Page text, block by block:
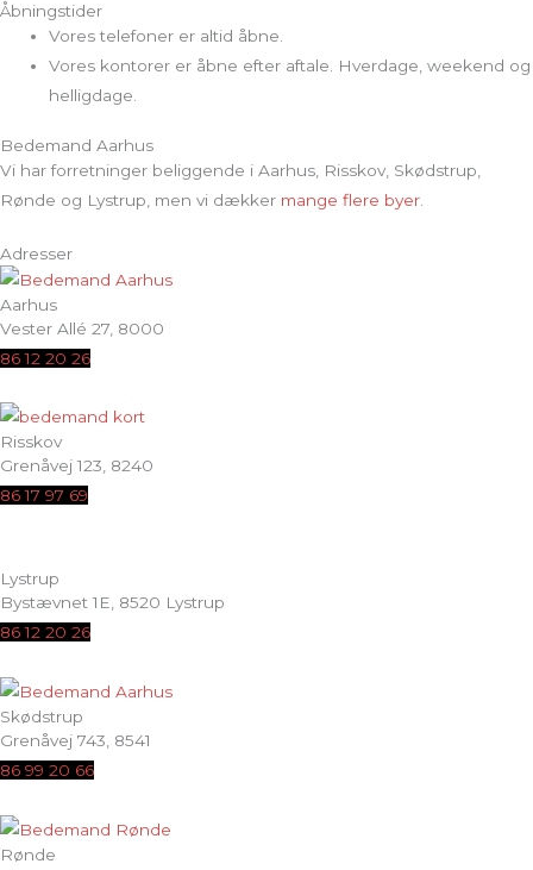
Åbningstider
Vores telefoner er altid åbne.
Vores kontorer er åbne efter aftale. Hverdage, weekend og
helligdage.
Bedemand Aarhus
Vi har forretninger beliggende i Aarhus, Risskov, Skødstrup,
Rønde og Lystrup, men vi dækker mange flere byer
Adresser
Aarhus
Vester Allé 27, 8000
86 12 20 26
Risskov
Grenåvej 123, 8240
86 17 97 69
Lystrup
Bystævnet 1E, 8520 Lystrup
86 12 20 26
Skødstrup
Grenåvej 743, 8541
86 99 20 66
Rønde